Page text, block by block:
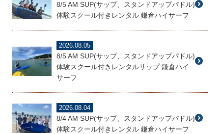
8/5 AM SUP(サップ、スタンドアップパドル)
体験スクール付きレンタル 鎌倉ハイサーフ
2026.08.05
8/5 AM SUP(サップ、スタンドアップパドル)
体験スクール付きレンタルサップ 鎌倉ハイ
サーフ
2026.08.04
8/4 AM SUP(サップ、スタンドアップパドル)
体験スクール付きレンタル 鎌倉ハイサーフ